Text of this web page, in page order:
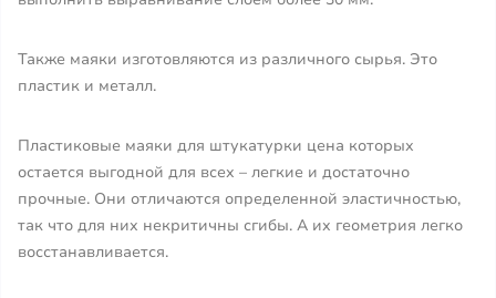
Также маяки изготовляются из различного сырья. Это
пластик и металл.
Пластиковые маяки для штукатурки цена которых
остается выгодной для всех – легкие и достаточно
прочные. Они отличаются определенной эластичностью,
так что для них некритичны сгибы. А их геометрия легко
восстанавливается.